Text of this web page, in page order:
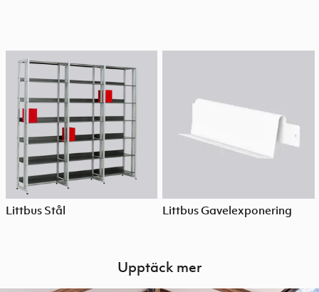
Littbus Stål Littbus Gavelexponering
Upptäck mer